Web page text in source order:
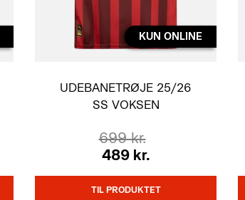
KUN ONLINE
UDEBANETRØJE 25/26
SS VOKSEN
699 kr.
489 kr.
TIL PRODUKTET